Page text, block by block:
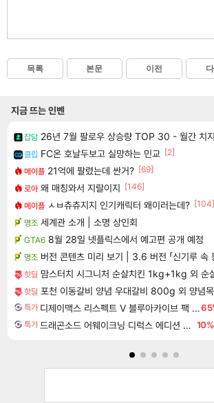
목록 본문 이전
지금 뜨는 인벤
잡담 26년 7월 팔로우 상승량 TOP 30 - 월간 치
클립 FC온 호날두보고 실망하는 민교 [2]
메이플 21억에 팔렸는데 싼거? [69]
로아 왜 매칭와서 지랄이지 [146]
메이플 ㅅㅂ츄츄지지 인기캐릭터 왜이러는데? [104]
명조 세계관 소개 | 소명 상인회
GTA6 8월 28일 넷플릭스에서 예고편 공개 예정
명조 버전 콘텐츠 미리 보기 | 3.6 버전 「신기루 속 등불 그림자, 속세에 깃든 검의 결심
핫딜 맘스터치 시그니처 순살치킨 1kg+1kg 외 순살강정/치킨
핫딜 포천 이동갈비 양념 우대갈비 800g 외 양념목살 돼
특가 디제이맥스 리스펙트 V 블루아카이브 팩 DJMAX RESPECT V Blue Archive Pack DLC
특가 드래곤소드 어웨이크닝 디럭스 에디션 DragonSword Awakening Deluxe Edition 10%